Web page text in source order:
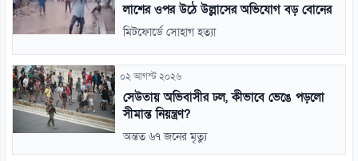
লাশের ওপর উঠে উল্লাসের অভিযোগ বড় বোনের
মিটফোর্ডে সোহাগ হত্যা
০২ আগস্ট ২০২৬
সেউতায় অভিবাসীর ঢল, কীভাবে ভেঙে পড়লো
সীমান্ত নিয়ন্ত্রণ?
অন্তত ৬৭ জনের মৃত্যু